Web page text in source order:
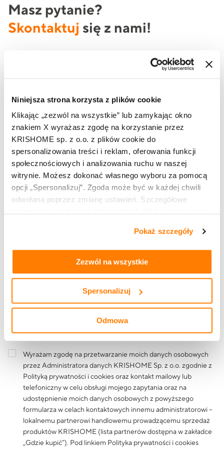
Niniejsza strona korzysta z plików cookie
Klikając „zezwól na wszystkie” lub zamykając okno
znakiem X wyrażasz zgodę na korzystanie przez
KRISHOME sp. z o.o. z plików cookie do
spersonalizowania treści i reklam, oferowania funkcji
społecznościowych i analizowania ruchu w naszej
witrynie. Możesz dokonać własnego wyboru za pomocą
opcji „Spersonalizuj”. Zgoda może być w każdej chwili
odwołana poprzez zmianę ustawień. Szczegółowe
tym, jak korzystasz z naszej witryny, znajdziesz w
prywatności i cookies.
Pokaż szczegóły
Zezwól na wszystkie
Spersonalizuj
Odmowa
Masz pytanie?
Skontaktuj się z nami!
informacji na temat produktów marki KRISHOME, to
skorzystaj z formularza lub zadzwoń do nas już teraz.
Imię i nazwisko
Telefon
Adres e-mail
Wyrażam zgodę na przetwarzanie moich danych osobowych
przez Administratora danych KRISHOME Sp. z o.o. zgodnie z
Polityką prywatności i cookiesoraz kontakt mailowy lub
telefoniczny w celu obsługi mojego zapytania oraz na
udostępnienie moich danych osobowych z powyższego
formularza w celach kontaktowych innemu administratorowi –
lokalnemu partnerowi handlowemu prowadzącemu sprzedaż
produktów KRISHOME (lista partnerów dostępna w zakładce
„Gdzie kupić”). Pod linkiem Polityka prywatności i cookies